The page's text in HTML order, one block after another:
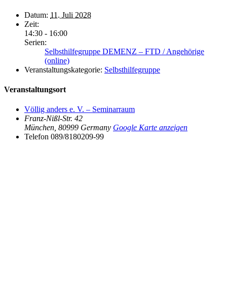
Datum: 11. Juli 2028
Zeit:
14:30 - 16:00
Serien:
Selbsthilfegruppe DEMENZ – FTD / Angehörige
(online)
Veranstaltungskategorie: Selbsthilfegruppe
Veranstaltungsort
Völlig anders e. V. – Seminarraum
Franz-Nißl-Str. 42
München 80999 Germany Google Karte anzeigen
Telefon 089/8180209-99